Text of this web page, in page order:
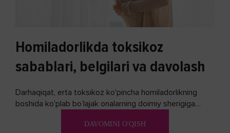
Homiladorlikda toksikoz
sabablari, belgilari va davolash
Darhaqiqat, erta toksikoz ko'pincha homiladorlikning
boshida ko'plab bo’lajak onalarning doimiy sherigiga
biron bir usuli bormi?DAVOMINI O'QISH